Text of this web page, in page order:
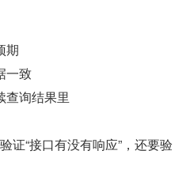
期
一致
查询结果里
证“接口有没有响应”，还要验